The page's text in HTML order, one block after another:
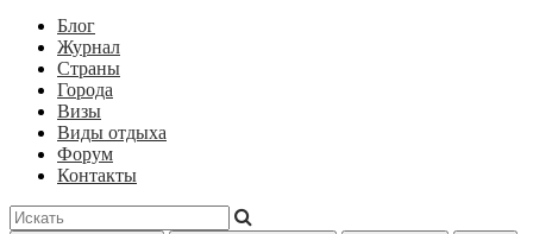
Блог
Журнал
Страны
Города
Визы
Виды отдыха
Форум
Контакты